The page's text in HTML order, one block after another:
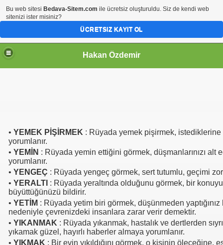
Hakan Özdemir
• YEMEK PİŞİRMEK : Rüyada yemek pişirmek,
yorumlanır.
• YEMİN : Rüyada yemin ettiğini görmek, düşmanlarınızı alt
yorumlanır.
• YENGEÇ : Rüyada yengeç görmek, sert tutumlu, geçimi
• YERALTI : Rüyada yeraltında olduğunu görmek, bir
büyüttüğünüzü bildirir.
• YETİM : Rüyada yetim biri görmek, düşünmeden
nedeniyle çevrenizdeki insanlara zarar verir demektir.
• YIKANMAK : Rüyada yıkanmak, hastalık ve dertlerden
yıkamak güzel, hayırlı haberler almaya yorumlanır.
• YIKMAK : Bir evin yıkıldığını görmek, o kişinin öleceğine,
Bu web sitesi Bedava-Sitem.com ile ücretsiz oluşturuldu. Siz de kendi web
sitenizi ister misiniz?
ÜCRETSIZ KAYIT OL